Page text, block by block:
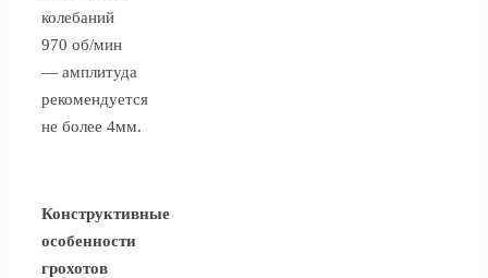
колебаний
970 об/мин
— амплитуда
рекомендуется
не более 4мм.
Конструктивные
особенности
грохотов